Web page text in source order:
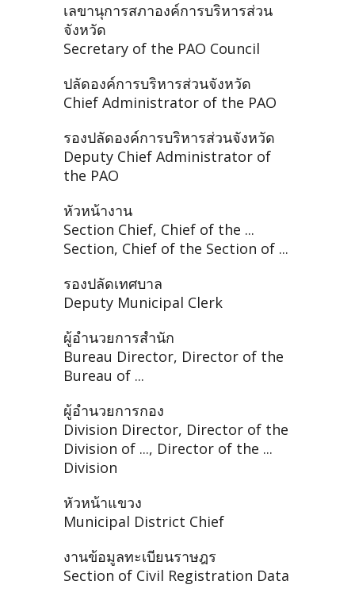
เลขานุการสภาองค์การบริหารส่วน
จังหวัด
Secretary of the PAO Council
ปลัดองค์การบริหารส่วนจังหวัด
Chief Administrator of the PAO
รองปลัดองค์การบริหารส่วนจังหวัด
Deputy Chief Administrator of
the PAO
หัวหน้างาน
Section Chief, Chief of the ...
Section, Chief of the Section of ...
รองปลัดเทศบาล
Deputy Municipal Clerk
ผู้อำนวยการสำนัก
Bureau Director, Director of the
Bureau of ...
ผู้อำนวยการกอง
Division Director, Director of the
Division of ..., Director of the ...
Division
หัวหน้าแขวง
Municipal District Chief
งานข้อมูลทะเบียนราษฎร
Section of Civil Registration Data